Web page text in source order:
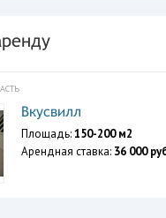
Вкусвилл
Площадь:150-200 м2
Арендная ставка: 36 000